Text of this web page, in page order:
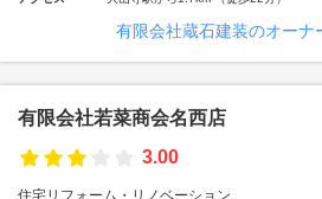
有限会社蔵石建装のオーナ
有限会社若菜商会名西店
3.00
住宅リフォーム・リノベーション